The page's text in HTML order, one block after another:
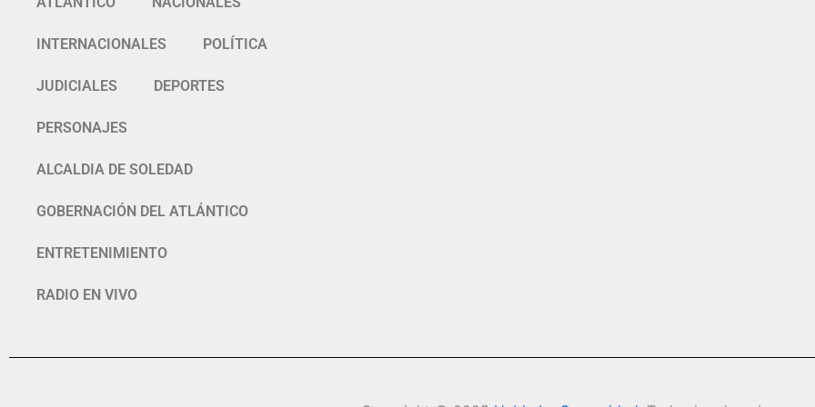
INTERNACIONALES POLÍTICA
JUDICIALES DEPORTES
PERSONAJES
ALCALDIA DE SOLEDAD
GOBERNACIÓN DEL ATLÁNTICO
ENTRETENIMIENTO
RADIO EN VIVO